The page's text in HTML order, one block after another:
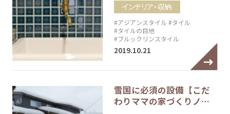
インテリア・収納
#アジアンスタイル #タイル
#タイルの目地
#ブルックリンスタイル
2019.10.21
雪国に必須の設備【こだ
わりママの家づくりノ…